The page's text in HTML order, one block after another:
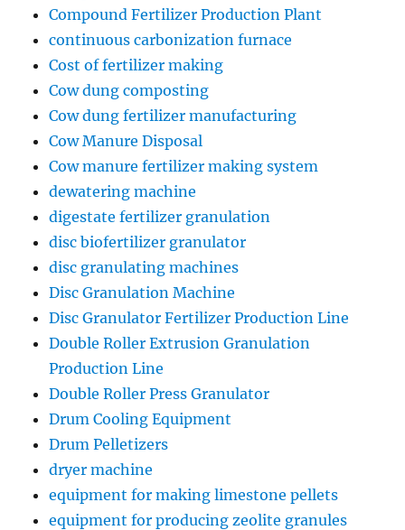
Compound Fertilizer Production Plant
continuous carbonization furnace
Cost of fertilizer making
Cow dung composting
Cow dung fertilizer manufacturing
Cow Manure Disposal
Cow manure fertilizer making system
dewatering machine
digestate fertilizer granulation
disc biofertilizer granulator
disc granulating machines
Disc Granulation Machine
Disc Granulator Fertilizer Production Line
Double Roller Extrusion Granulation
Production Line
Double Roller Press Granulator
Drum Cooling Equipment
Drum Pelletizers
dryer machine
equipment for making limestone pellets
equipment for producing zeolite granules